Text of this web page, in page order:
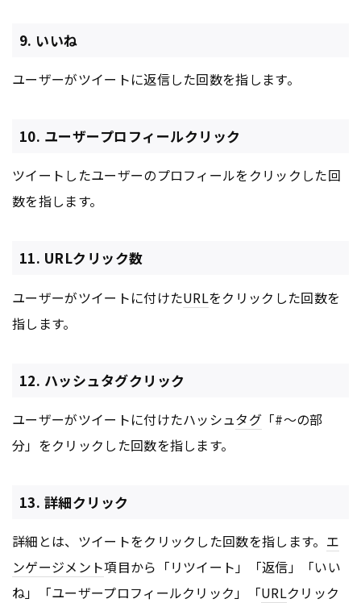
9. いいね
ユーザーがツイートに返信した回数を指します。
10. ユーザープロフィールクリック
ツイートしたユーザーのプロフィールをクリックした回
数を指します。
11. URLクリック数
ユーザーがツイートに付けたURLをクリックした回数を
指します。
12. ハッシュタグクリック
ユーザーがツイートに付けたハッシュタグ 「#〜の部
分」をクリックした回数を指します。
13. 詳細クリック
詳細とは、ツイートをクリックした回数を指します。 エ
ンゲージメント項目から「リツイート」「返信」「いい
ね」「ユーザープロフィールクリック」「URLクリック